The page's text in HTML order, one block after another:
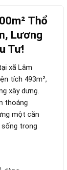
Thổ
Lương
Tư!
xã Lâm
tích 493m²,
xây dựng.
thoáng
một căn
sống trong